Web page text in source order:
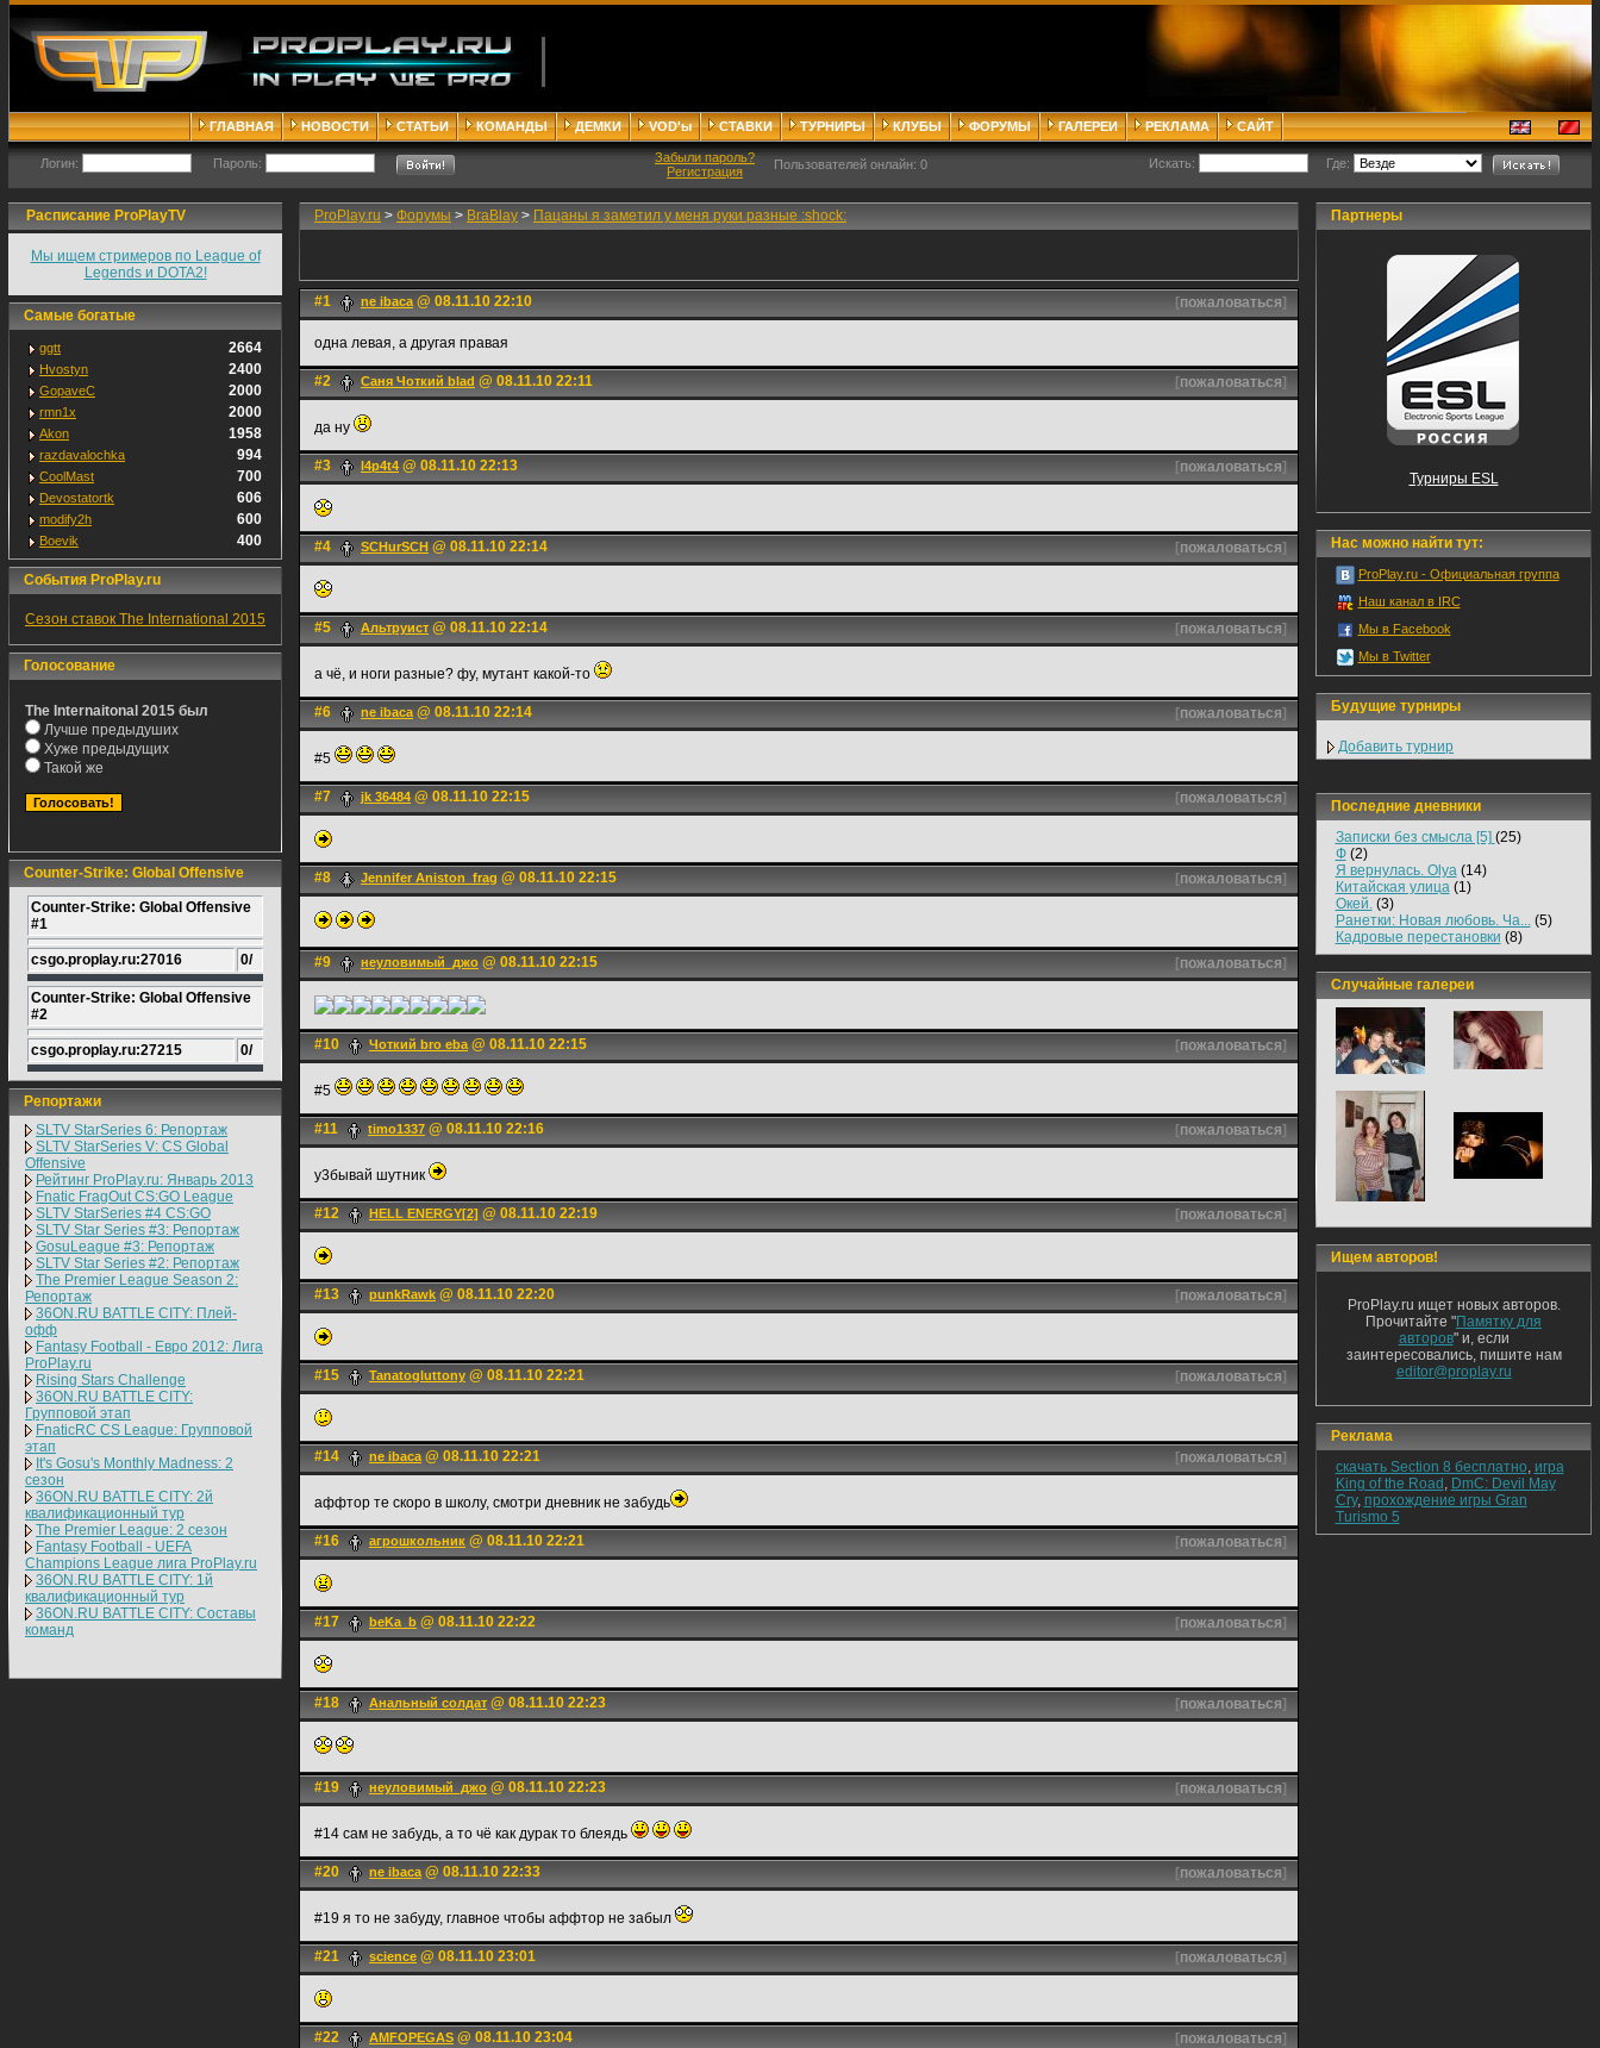
ГЛАВНАЯ НОВОСТИ СТАТЬИ КОМАНДЫ ДЕМКИ VOD'ы СТАВКИ ТУРНИРЫ КЛУБЫ ФОРУМЫ ГАЛЕРЕИ РЕКЛАМА САЙТ
Логин: Пароль:
Забыли пароль?
Регистрация
Пользователей онлайн: 0 Искать: Где:
Расписание ProPlayTV
Мы ищем стримеров по League of
Legends и DOTA2!
Самые богатые
ggtt 2664
Hvostyn 2400
GopaveC 2000
rmn1x 2000
Akon 1958
razdavalochka 994
CoolMast 700
Devostatortk 606
modify2h 600
Boevik 400
События ProPlay.ru
Сезон ставок The International 2015
Голосование
The Internaitonal 2015 был
Лучше предыдуших
Хуже предыдущих
Такой же
Counter-Strike: Global Offensive
Counter-Strike: Global Offensive
#1
csgo.proplay.ru:27016 0/
Counter-Strike: Global Offensive
#2
csgo.proplay.ru:27215 0/
Репортажи
SLTV StarSeries 6: Репортаж
SLTV StarSeries V: CS Global
Offensive
Рейтинг ProPlay.ru: Январь 2013
Fnatic FragOut CS:GO League
SLTV StarSeries #4 CS:GO
SLTV Star Series #3: Репортаж
GosuLeague #3: Репортаж
SLTV Star Series #2: Репортаж
The Premier League Season 2:
Репортаж
36ON.RU BATTLE CITY: Плей-
офф
Fantasy Football - Евро 2012: Лига
ProPlay.ru
Rising Stars Challenge
36ON.RU BATTLE CITY:
Групповой этап
FnaticRC CS League: Групповой
этап
It's Gosu's Monthly Madness: 2
сезон
36ON.RU BATTLE CITY: 2й
квалификационный тур
The Premier League: 2 cезон
Fantasy Football - UEFA
Champions League лига ProPlay.ru
36ON.RU BATTLE CITY: 1й
квалификационный тур
36ON.RU BATTLE CITY: Составы
команд
ProPlay.ru > Форумы > BraBlay > Пацаны я заметил у меня руки разные :shock:
#1 ne ibaca@ 08.11.10 22:10 [пожаловаться]
одна левая, а другая правая
#2 Саня Чоткий blad @ 08.11.10 22:11 [пожаловаться]
да ну
#3 l4p4t4 @ 08.11.10 22:13 [пожаловаться]
#4 SCHurSCH @ 08.11.10 22:14 [пожаловаться]
#5 Альтруист @ 08.11.10 22:14 [пожаловаться]
а чё, и ноги разные? фу, мутант какой-то
#6 ne ibaca@ 08.11.10 22:14 [пожаловаться]
#5
#7 jk 36484 @ 08.11.10 22:15 [пожаловаться]
#8 Jennifer Aniston_frag @ 08.11.10 22:15 [пожаловаться]
#9 неулoвимый_джo @ 08.11.10 22:15 [пожаловаться]
#10 Чоткий bro eba@ 08.11.10 22:15 [пожаловаться]
#5
#11 timo1337 @ 08.11.10 22:16 [пожаловаться]
у3бывай шутник
#12 HELL ENERGY[2] @ 08.11.10 22:19 [пожаловаться]
#13 punkRawk @ 08.11.10 22:20 [пожаловаться]
#15 Tanatogluttony @ 08.11.10 22:21 [пожаловаться]
#14 ne ibaca@ 08.11.10 22:21 [пожаловаться]
аффтор те скоро в школу, смотри дневник не забудь
#16 агрошкольник @ 08.11.10 22:21 [пожаловаться]
#17 beKa_b @ 08.11.10 22:22 [пожаловаться]
#18 Анальный солдат @ 08.11.10 22:23 [пожаловаться]
#19 неулoвимый_джo @ 08.11.10 22:23 [пожаловаться]
#14 сам не забудь, а то чё как дурак то блеядь
#20 ne ibaca@ 08.11.10 22:33 [пожаловаться]
#19 я то не забуду, главное чтобы аффтор не забыл
#21 science @ 08.11.10 23:01 [пожаловаться]
#22 AMFOPEGAS @ 08.11.10 23:04 [пожаловаться]
Партнеры
Турниры ESL
Нас можно найти тут:
ProPlay.ru - Официальная группа
Наш канал в IRC
Мы в Facebook
Мы в Twitter
Будущие турниры
Добавить турнир
Последние дневники
Записки без смысла [5] (25)
Ф(2)
Я вернулась. Olya(14)
Китайская улица(1)
Окей.(3)
Ранетки: Новая любовь. Ча...(5)
Кадровые перестановки (8)
Случайные галереи
Ищем авторов!
ProPlay.ru ищет новых авторов.
Прочитайте "Памятку для
авторов" и, если
заинтересовались, пишите нам
editor@proplay.ru
Реклама
скачать Section 8 бесплатно, игра
King of the Road , DmC: Devil May
Cry, прохождение игры Gran
Turismo 5